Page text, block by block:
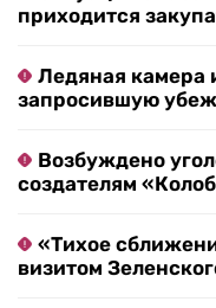
приходится
Ледяная камера
запросившую
Возбуждено
создателям
«Тихое
визитом